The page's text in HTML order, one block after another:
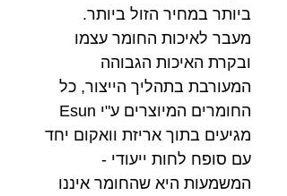
ביותר במחיר הזול ביותר.
מעבר לאיכות החומר עצמו
ובקרת האיכות הגבוהה
המעורבת בתהליך הייצור, כל
החומרים המיוצרים ע"י Esun
מגיעים בתוך אריזת וואקום יחד
עם סופח לחות ייעודי -
המשמעות היא שהחומר איננו